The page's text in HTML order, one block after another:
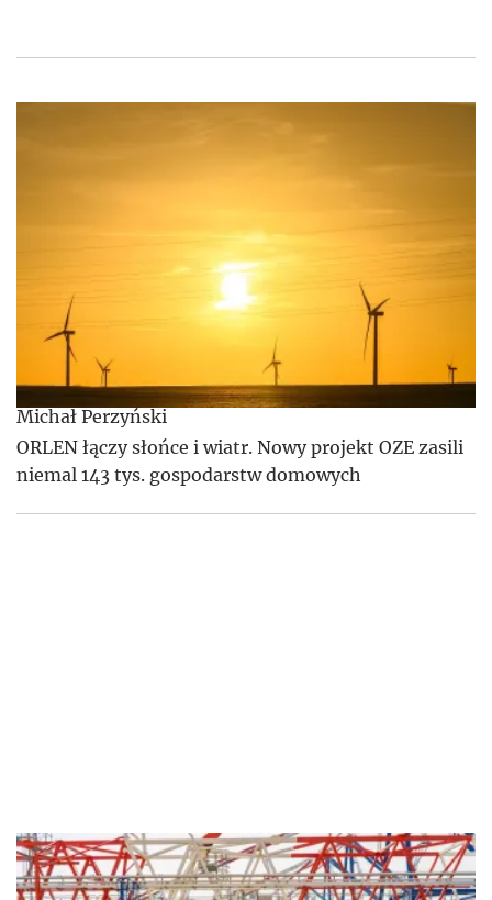
Michał Perzyński
ORLEN łączy słońce i wiatr. Nowy projekt OZE zasili
niemal 143 tys. gospodarstw domowych